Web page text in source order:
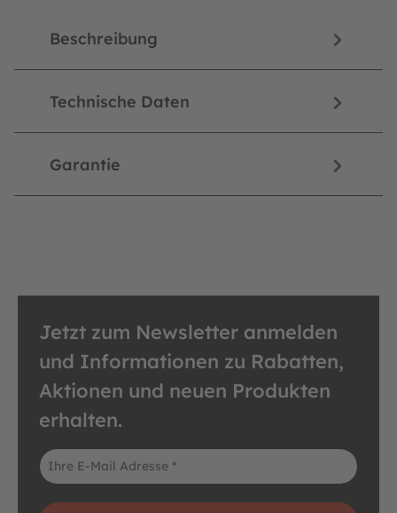
Beschreibung
Technische Daten
Garantie
Jetzt zum Newsletter anmelden
und Informationen zu Rabatten,
Aktionen und neuen Produkten
erhalten.
E-Mail-Adresse*